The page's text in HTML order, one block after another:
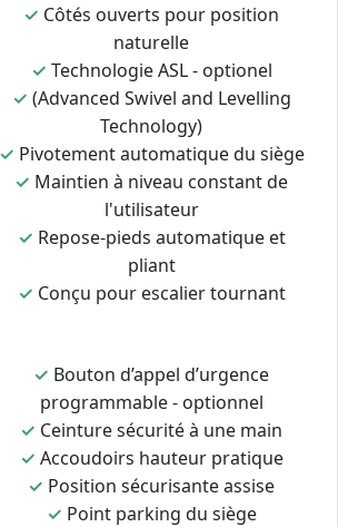
✓ Côtés ouverts pour position
naturelle
✓ Technologie ASL - optionel
✓ (Advanced Swivel and Levelling
Technology)
✓ Pivotement automatique du siège
✓ Maintien à niveau constant de
l'utilisateur
✓ Repose-pieds automatique et
pliant
✓ Conçu pour escalier tournant
✓ Bouton d’appel d’urgence
programmable - optionnel
✓ Ceinture sécurité à une main
✓ Accoudoirs hauteur pratique
✓ Position sécurisante assise
✓ Point parking du siège